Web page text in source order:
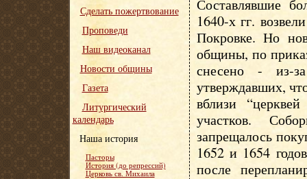
Составлявшие
1640-х гг.
Покровке. Но
общины, по
снесено - из-за
утверждавших,
вблизи
участков.
запрещалось
1652 и 1654
после
Сделать пожертвование
Проповеди
Наш видеоканал
Новости общины
Газета
Литургический
календарь
Наша история
Пасторы
История (до репрессий)
Церковь св. Михаила